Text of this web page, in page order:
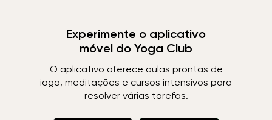
Experimente o aplicativo
móvel do Yoga Club
O aplicativo oferece aulas prontas de
ioga, meditações e cursos intensivos para
resolver várias tarefas.